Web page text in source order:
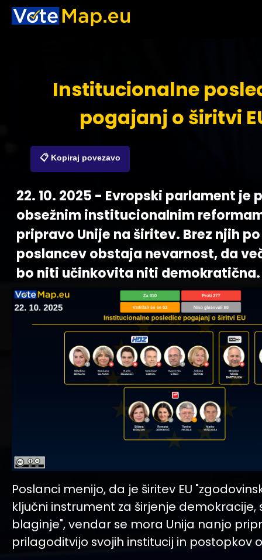
Institucionalne
pogajanj o širitvi
📋 Kopiraj povezavo
22. 10. 2025 - Evropski parlament je
obsežnim institucionalnim
pripravo Unije na širitev. Brez njih
poslancev obstaja nevarnost, da
bo niti učinkovita niti demokratična.
Poslanci menijo, da je širitev EU
ključni instrument za širjenje demokracije,
blaginje", vendar se mora Unija nanjo
prilagoditvijo svojih institucij in postopkov